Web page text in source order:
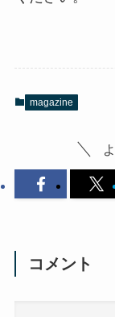
magazine
コメント